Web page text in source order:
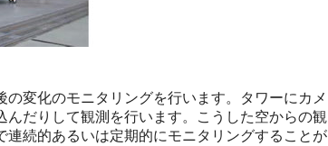
変化のモニタリングを行います。タワーにカメ
だりして観測を行います。こうした空からの観
続的あるいは定期的にモニタリングすることが